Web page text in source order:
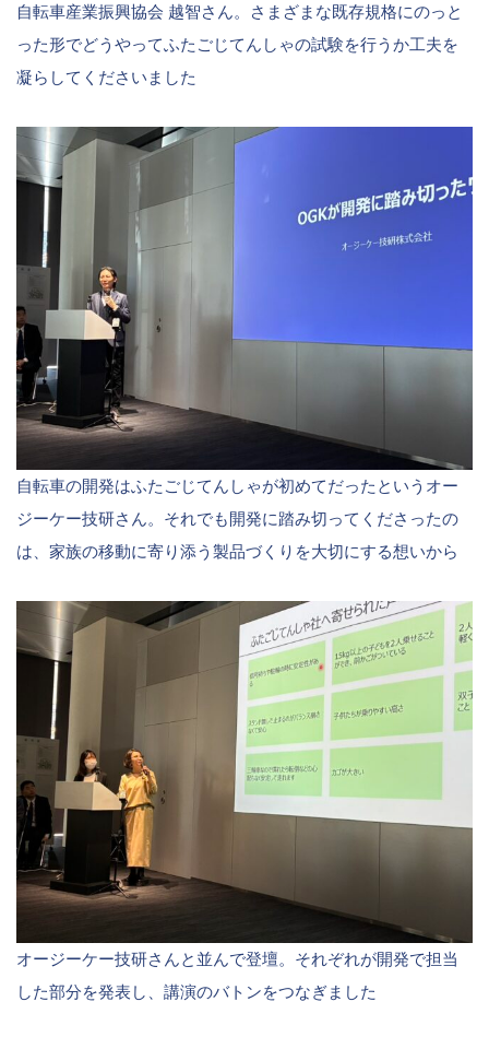
自転車産業振興協会 越智さん。さまざまな既存規格にのっと
った形でどうやってふたごじてんしゃの試験を行うか工夫を
凝らしてくださいました
自転車の開発はふたごじてんしゃが初めてだったというオー
ジーケー技研さん。それでも開発に踏み切ってくださったの
は、家族の移動に寄り添う製品づくりを大切にする想いから
オージーケー技研さんと並んで登壇。それぞれが開発で担当
した部分を発表し、講演のバトンをつなぎました